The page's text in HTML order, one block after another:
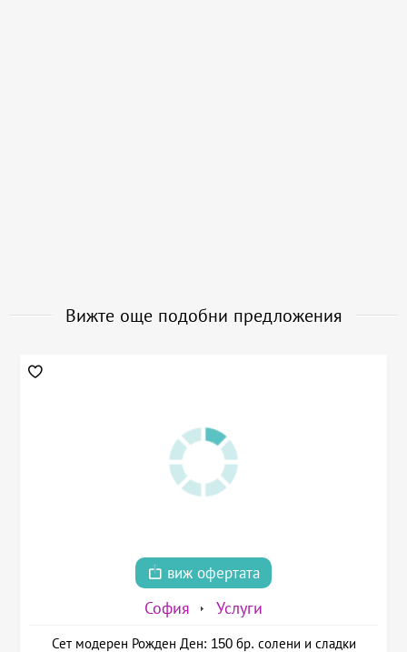
Вижте още подобни предложения
виж офертата
София Услуги
Сет модерен Рожден Ден: 150 бр. солени и сладки